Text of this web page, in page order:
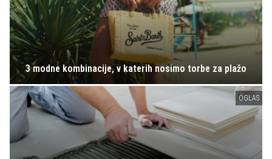
3 modne kombinacije, v katerih nosimo torbe za plažo
OGLAS